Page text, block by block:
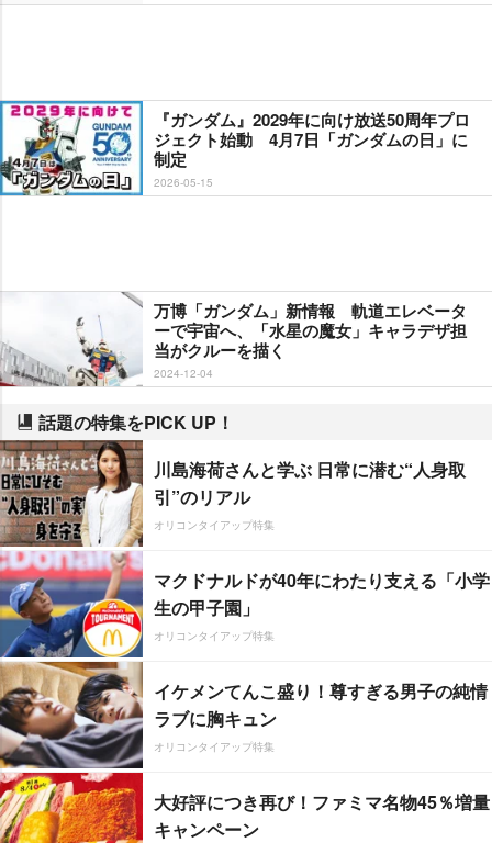
『ガンダム』2029年に向け放送50周年プロ
ジェクト始動 4月7日「ガンダムの日」に
制定
2026-05-15
万博「ガンダム」新情報 軌道エレベータ
ーで宇宙へ、「水星の魔女」キャラデザ担
当がクルーを描く
2024-12-04
話題の特集をPICK UP！
川島海荷さんと学ぶ 日常に潜む“人身取
引”のリアル
オリコンタイアップ特集
マクドナルドが40年にわたり支える「小学
生の甲子園」
オリコンタイアップ特集
イケメンてんこ盛り！尊すぎる男子の純情
ラブに胸キュン
オリコンタイアップ特集
大好評につき再び！ファミマ名物45％増量
キャンペーン